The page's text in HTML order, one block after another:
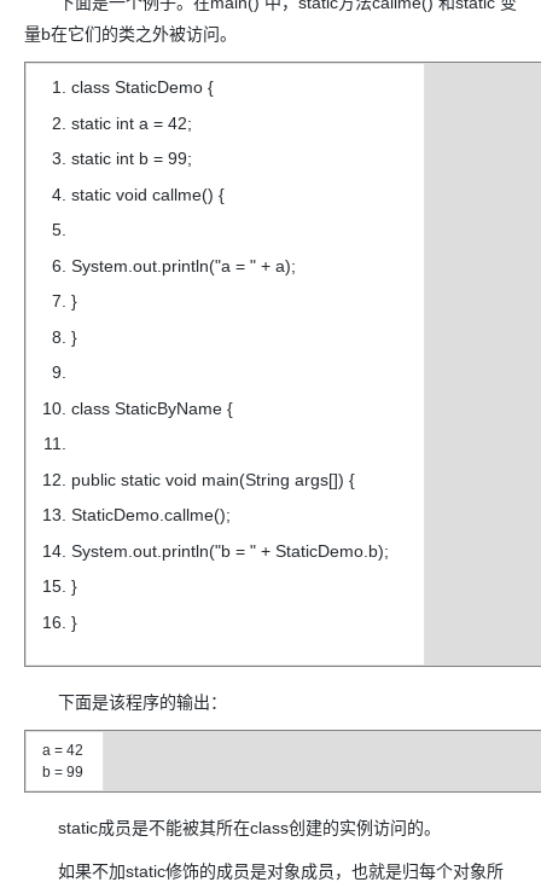
量b在它们的类之外被访问。
class StaticDemo {
static int a = 42;
static int b = 99;
static void callme() {
System.out.println("a = " + a);
}
}
class StaticByName {
public static void main(String args[]) {
StaticDemo.callme();
System.out.println("b = " + StaticDemo.b);
}
}
下面是该程序的输出：
a = 42
b = 99
static成员是不能被其所在class创建的实例访问的。
如果不加static修饰的成员是对象成员，也就是归每个对象所